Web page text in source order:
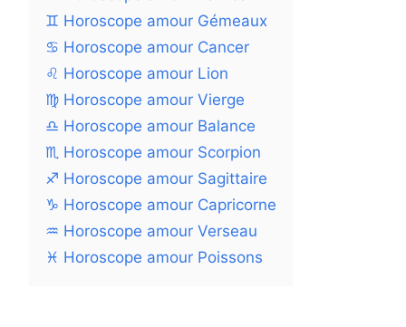
♊ Horoscope amour Gémeaux
♋ Horoscope amour Cancer
♌ Horoscope amour Lion
♍ Horoscope amour Vierge
♎ Horoscope amour Balance
♏ Horoscope amour Scorpion
♐ Horoscope amour Sagittaire
♑ Horoscope amour Capricorne
♒ Horoscope amour Verseau
♓ Horoscope amour Poissons